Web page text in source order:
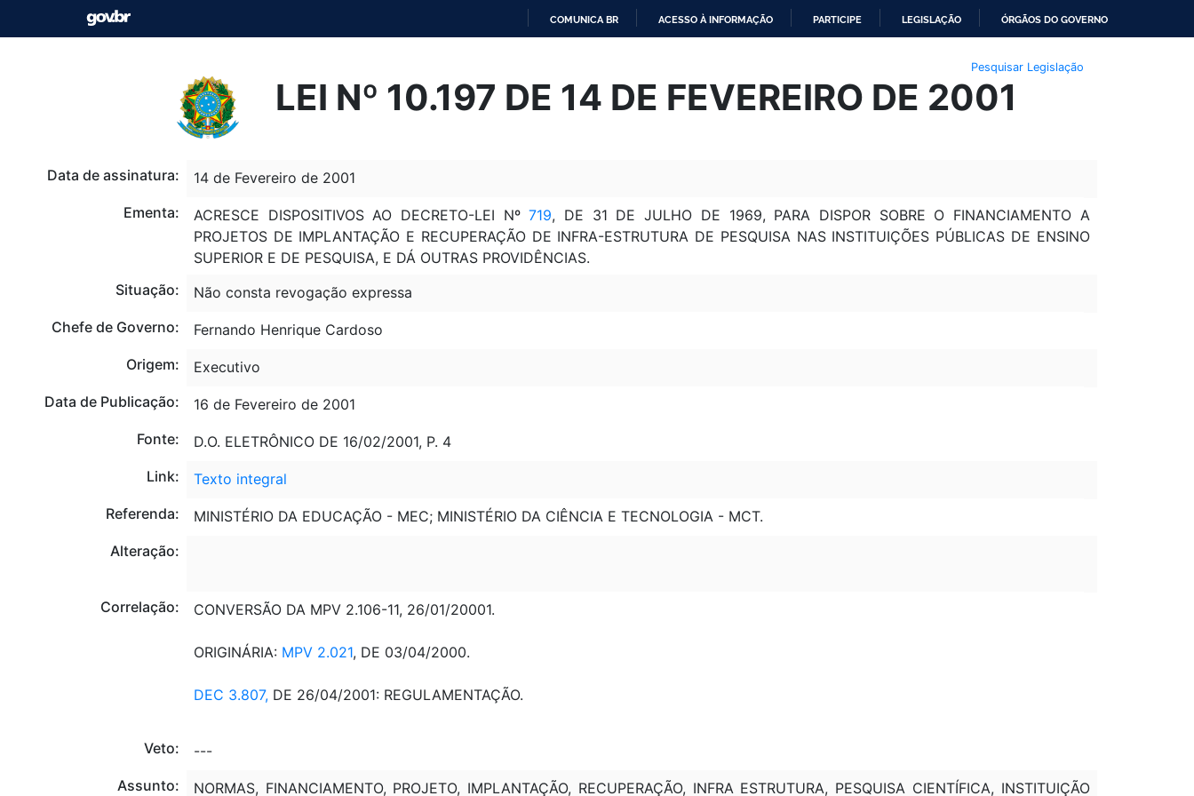
CONTEÚDO
COMUNICA BR ACESSO À INFORMAÇÃO PARTICIPE LEGISLAÇÃO ÓRGÃOS DO GOVERNO
Pesquisar Legislação
LEI Nº 10.197 DE 14 DE FEVEREIRO DE 2001
Data de assinatura:
14 de Fevereiro de 2001
Ementa:
ACRESCE DISPOSITIVOS AO DECRETO-LEI Nº719, DE 31 DE JULHO DE 1969, PARA DISPOR SOBRE O FINANCIAMENTO A
PROJETOS DE IMPLANTAÇÃO E RECUPERAÇÃO DE INFRA-ESTRUTURA DE PESQUISA NAS INSTITUIÇÕES PÚBLICAS DE ENSINO
SUPERIOR E DE PESQUISA, E DÁ OUTRAS PROVIDÊNCIAS.
Situação:
Não consta revogação expressa
Chefe de Governo:
Fernando Henrique Cardoso
Origem:
Executivo
Data de Publicação:
16 de Fevereiro de 2001
Fonte:
D.O. ELETRÔNICO DE 16/02/2001, P. 4
Link:
Texto integral
Referenda:
MINISTÉRIO DA EDUCAÇÃO - MEC; MINISTÉRIO DA CIÊNCIA E TECNOLOGIA - MCT.
Alteração:
Correlação: CONVERSÃO DA MPV 2.106-11, 26/01/20001.
ORIGINÁRIA: MPV 2.021, DE 03/04/2000.
DEC 3.807,DE 26/04/2001: REGULAMENTAÇÃO.
Veto:
---
Assunto:
NORMAS, FINANCIAMENTO, PROJETO, IMPLANTAÇÃO, RECUPERAÇÃO, INFRA ESTRUTURA, PESQUISA CIENTÍFICA, INSTITUIÇÃO